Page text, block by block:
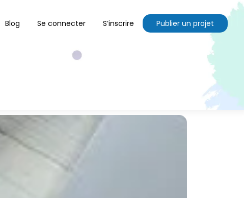
Blog Se connecter S’inscrire Publier un projet